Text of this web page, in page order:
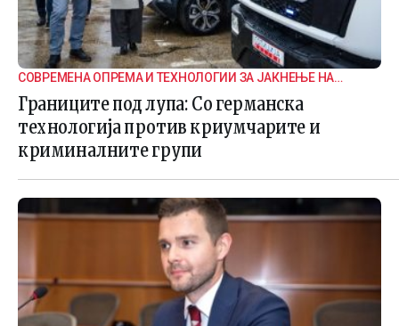
СОВРЕМЕНА ОПРЕМА И ТЕХНОЛОГИИ ЗА ЈАКНЕЊЕ НА
ГРАНИЧНАТА БЕЗБЕДНОСТ
Границите под лупа: Со германска
технологија против криумчарите и
криминалните групи